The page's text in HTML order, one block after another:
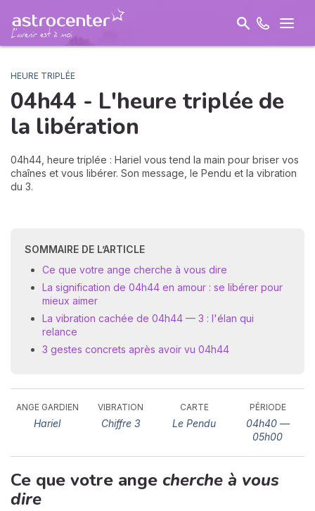
HEURE TRIPLÉE
04h44 - L'heure triplée de
la libération
04h44, heure triplée : Hariel vous tend la main pour briser vos
chaînes et vous libérer. Son message, le Pendu et la vibration
du 3.
SOMMAIRE DE L’ARTICLE
Ce que votre ange cherche à vous dire
La signification de 04h44 en amour : se libérer pour
mieux aimer
La vibration cachée de 04h44 — 3 : l'élan qui
relance
3 gestes concrets après avoir vu 04h44
ANGE GARDIEN
Hariel
VIBRATION
Chiffre 3
CARTE
Le Pendu
PÉRIODE
04h40 —
05h00
Ce que votre ange cherche à vous
dire